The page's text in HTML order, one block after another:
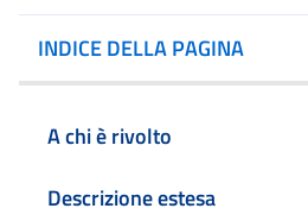
INDICE DELLA PAGINA
A chi è rivolto
Descrizione estesa